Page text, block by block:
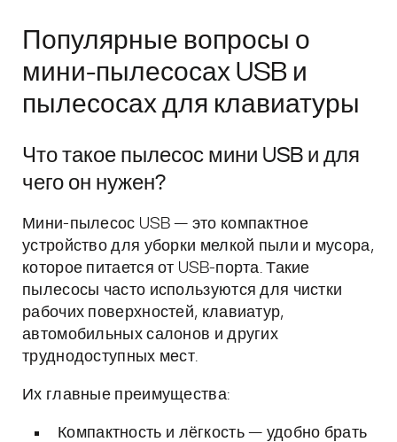
Популярные вопросы о
мини-пылесосах USB и
пылесосах для клавиатуры
Что такое пылесос мини USB и для
чего он нужен?
Мини-пылесос USB — это компактное
устройство для уборки мелкой пыли и мусора,
которое питается от USB-порта. Такие
пылесосы часто используются для чистки
рабочих поверхностей, клавиатур,
автомобильных салонов и других
труднодоступных мест.
Их главные преимущества:
Компактность и лёгкость — удобно брать